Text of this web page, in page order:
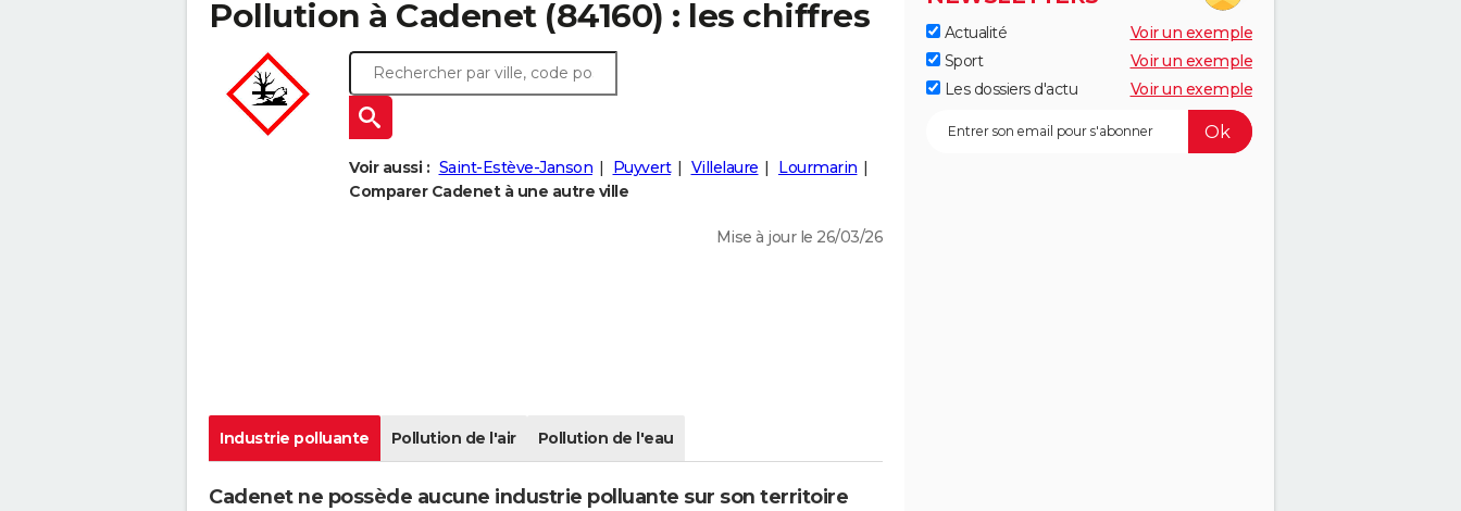
Pollution à Cadenet (84160) : les chiffres
Voir aussi : Saint-Estève-Janson Puyvert Villelaure
Lourmarin
Comparer Cadenet à une autre ville
Mise à jour le 26/03/26
Industrie polluante Pollution de l'air Pollution de l'eau
Cadenet ne possède aucune industrie polluante sur son territoire
Actualité
Voir un exemple
Sport
Voir un exemple
Les dossiers d'actu
Voir un exemple